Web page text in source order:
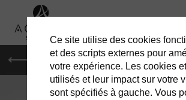
HOTELS VILLAS
Ce site utilise des cookies
et des scripts externes pour
votre expérience. Les cookies
utilisés et leur impact sur votre
sont spécifiés à gauche. Vous